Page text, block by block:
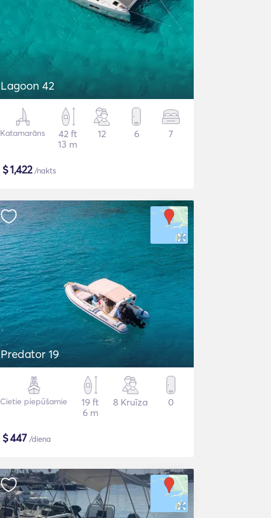
Lagoon 42
Katamarāns
42 ft
13 m
12 6 7
$1,422/nakts
Predator 19
Cietie piepūšamie
19 ft
6 m
8 Kruīza 0
$447 /diena